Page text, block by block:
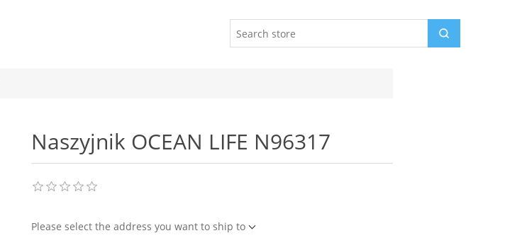
Naszyjnik OCEAN LIFE N96317
Please select the address you want to ship to